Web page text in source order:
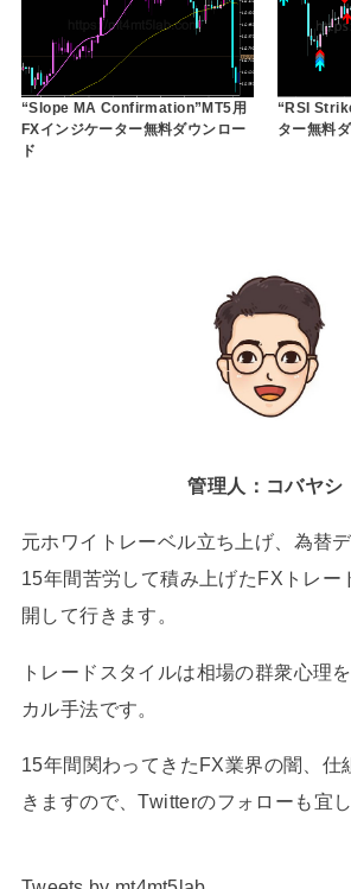
“Slope MA Confirmation”MT5用
FXインジケーター無料ダウンロー
ド
“RSI
ター無料
管理人：コバヤシ
元ホワイトレーベル立ち上げ、為替
15年間苦労して積み上げたFXトレー
開して行きます。
トレードスタイルは相場の群衆心理
カル手法です。
15年間関わってきたFX業界の闇、仕
きますので、Twitterのフォローも宜